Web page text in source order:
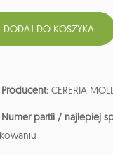
Producent: CERERIA
Numer partii / najlepiej